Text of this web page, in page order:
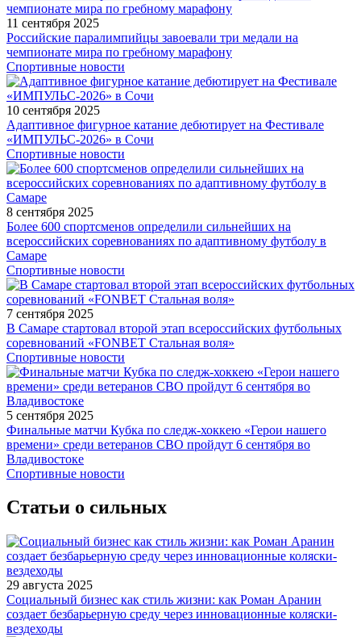
11 сентября 2025
Российские паралимпийцы завоевали три медали на
чемпионате мира по гребному марафону
Спортивные новости
10 сентября 2025
Адаптивное фигурное катание дебютирует на Фестивале
«ИМПУЛЬС-2026» в Сочи
Спортивные новости
8 сентября 2025
Более 600 спортсменов определили сильнейших на
всероссийских соревнованиях по адаптивному футболу в
Самаре
Спортивные новости
7 сентября 2025
В Самаре стартовал второй этап всероссийских футбольных
соревнований «FONBET Стальная воля»
Спортивные новости
5 сентября 2025
Финальные матчи Кубка по следж-хоккею «Герои нашего
времени» среди ветеранов СВО пройдут 6 сентября во
Владивостоке
Спортивные новости
Статьи о сильных
29 августа 2025
Социальный бизнес как стиль жизни: как Роман Аранин
создает безбарьерную среду через инновационные коляски-
вездеходы